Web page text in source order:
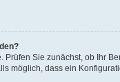
Prüfen Sie zunächst, ob Ihr
möglich, dass ein